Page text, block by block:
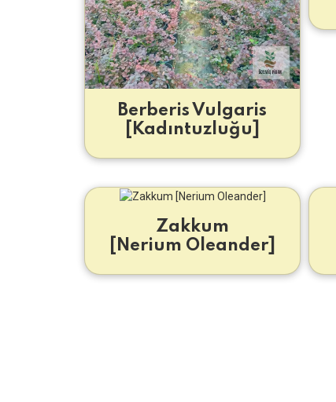
Berberis Vulgaris
[Kadıntuzluğu]
Zakkum
[Nerium Oleander]